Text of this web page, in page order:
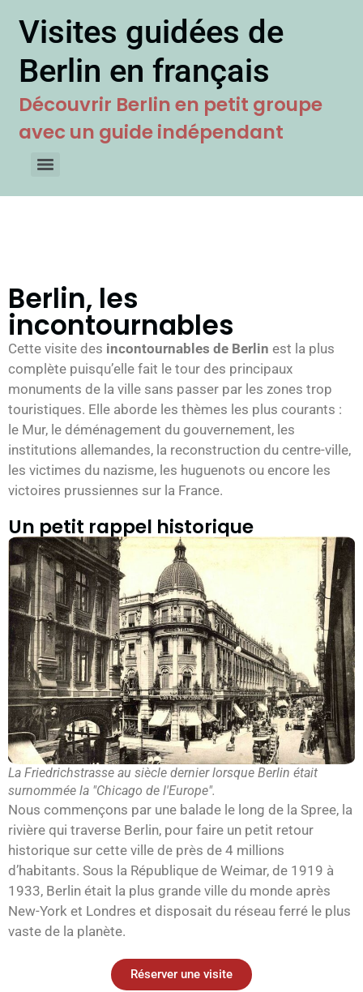
Visites guidées de
Berlin en français
Découvrir Berlin en petit groupe
avec un guide indépendant
Berlin, les
incontournables
Cette visite des incontournables de Berlin est la plus
complète puisqu’elle fait le tour des principaux
monuments de la ville sans passer par les zones trop
touristiques. Elle aborde les thèmes les plus courants :
le Mur, le déménagement du gouvernement, les
institutions allemandes, la reconstruction du centre-ville,
les victimes du nazisme, les huguenots ou encore les
victoires prussiennes sur la France.
Un petit rappel historique
La Friedrichstrasse au siècle dernier lorsque Berlin était
surnommée la "Chicago de l'Europe".
Nous commençons par une balade le long de la Spree, la
rivière qui traverse Berlin, pour faire un petit retour
historique sur cette ville de près de 4 millions
d’habitants. Sous la République de Weimar, de 1919 à
1933, Berlin était la plus grande ville du monde après
New-York et Londres et disposait du réseau ferré le plus
vaste de la planète.
Réserver une visite